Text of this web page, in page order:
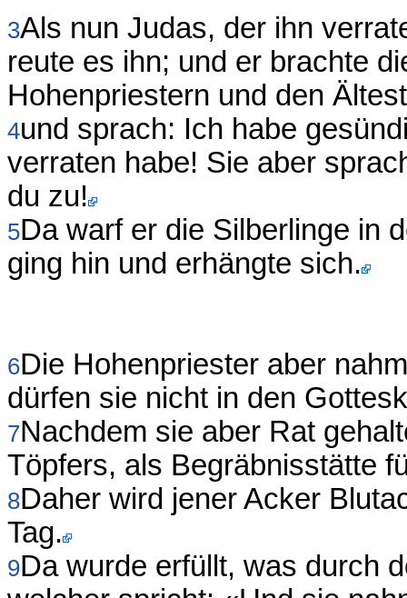
3Als nun Judas, der ihn
reute es ihn; und er brachte
Hohenpriestern und den
4und sprach: Ich habe
verraten habe! Sie aber
du zu!
5Da warf er die Silberlinge in
ging hin und erhängte sich.
6Die Hohenpriester aber
dürfen sie nicht in den
7Nachdem sie aber Rat
Töpfers, als Begräbnisstätte
8Daher wird jener Acker
Tag.
9Da wurde erfüllt, was durch